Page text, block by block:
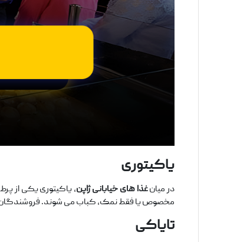
یاکیتوری
در میانغذا های خیابانی ژاپن، یاکیتوری یکی از
مخصوص یا فقط نمک، کباب می‌ شوند. فروشندگان
تایاکی